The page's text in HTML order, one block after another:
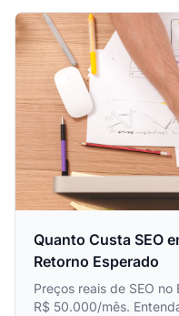
Quanto Custa SEO
Retorno Esperado
Preços reais de SEO
R$ 50.000/mês.